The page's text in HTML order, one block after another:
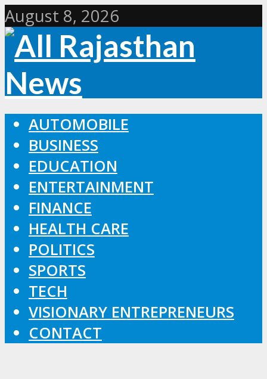
August 8, 2026
AUTOMOBILE
BUSINESS
EDUCATION
ENTERTAINMENT
FINANCE
HEALTH CARE
POLITICS
SPORTS
TECH
VISIONARY ENTREPRENEURS
CONTACT